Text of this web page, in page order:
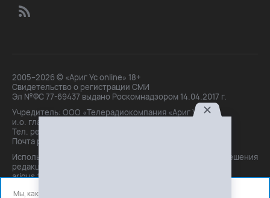
2005–2026 © «Ариг Ус online» 18+
Свидетельство о регистрации СМИ
Эл №ФС 77-69437 выдано Роскомнадзором 14.04.2017 г.
Учредитель: ООО «Телерадиокомпания «Ариг Ус»,
и.о. главного редактора: Маханова О.Б.
Тел. peдakции: +7(3012)21-30-14,
Почта peдakции: editor@arigus.tv
Использование материалов только с письменного разрешения
редакции. При цитировании прямая активная ссылка на
arigus.tv обязательна.
Мы, как и все используем файлы cookie и сервисы аналитики.